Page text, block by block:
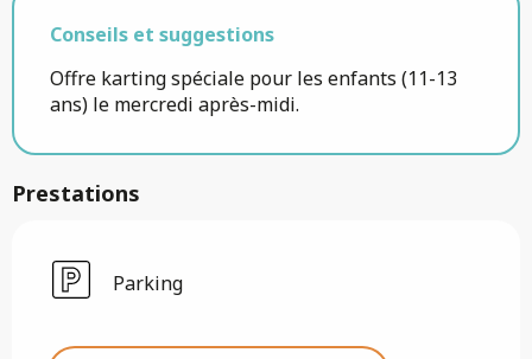
Conseils et suggestions
Offre karting spéciale pour les enfants (11-13
ans) le mercredi après-midi.
Prestations
Parking